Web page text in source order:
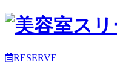
RESERVE